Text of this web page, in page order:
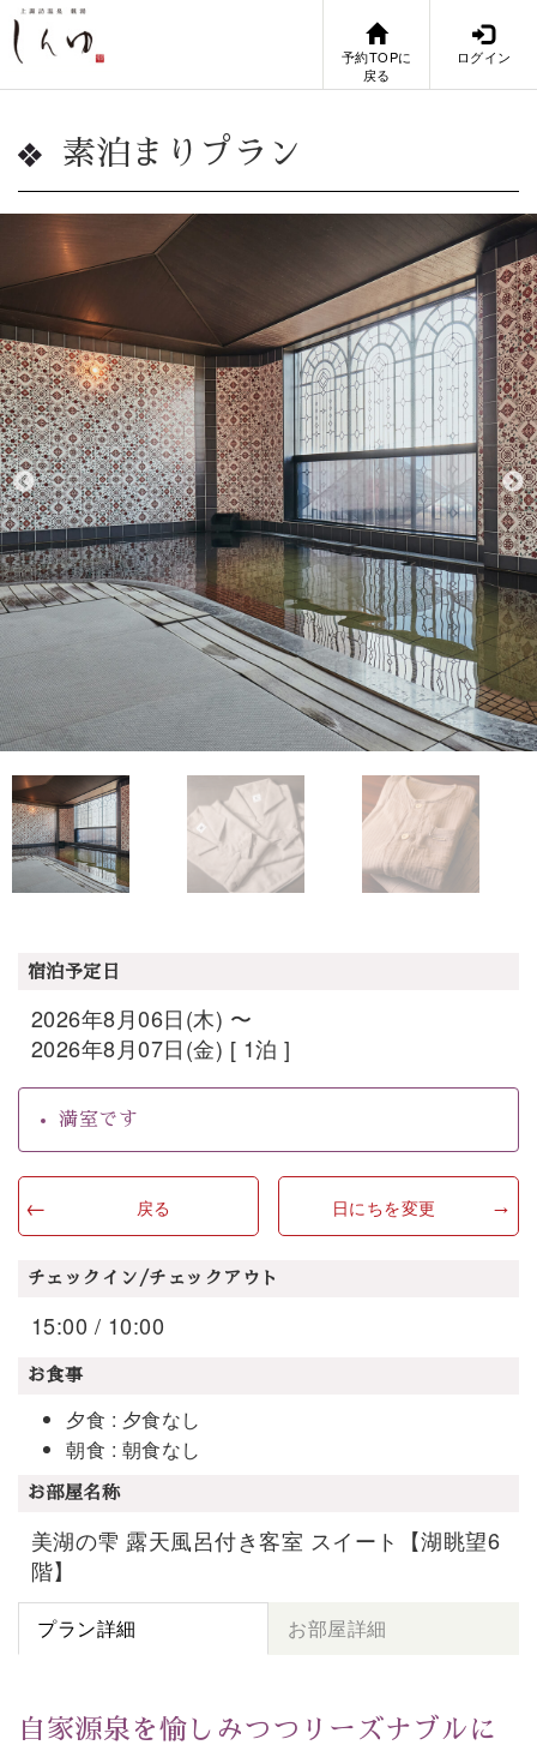
予約TOPに
戻る
ログイン
素泊まりプラン
宿泊予定日
2026年8月06日(木) 〜
2026年8月07日(金) [ 1泊 ]
満室です
戻る 日にちを変更
チェックイン/チェックアウト
15:00 / 10:00
お食事
夕食 : 夕食なし
朝食 : 朝食なし
お部屋名称
美湖の雫 露天風呂付き客室 スイート【湖眺望6
階】
プラン詳細 お部屋詳細
自家源泉を愉しみつつリーズナブルに